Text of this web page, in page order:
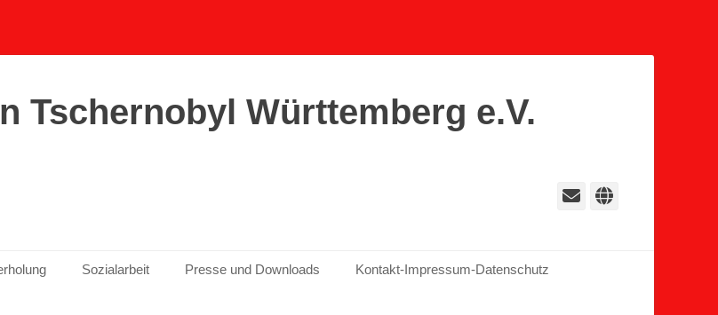
Tschernobyl Württemberg e.V.
E-
Website
Sozialarbeit Presse und Downloads Kontakt-Impressum-Datenschutz